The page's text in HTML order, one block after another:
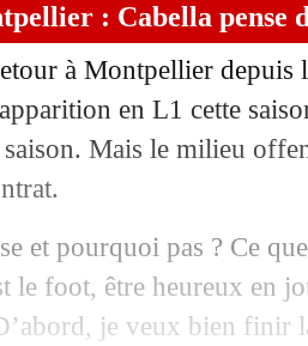
: Cabella pense
à Montpellier depuis
en L1 cette
Mais le milieu
et pourquoi pas ? Ce
le foot, être heureux en
je veux bien finir
Brest, les compos
"sans pression" à Paris
surprend Tottenham !
ne ressent pas de
Sampaoli a un petit